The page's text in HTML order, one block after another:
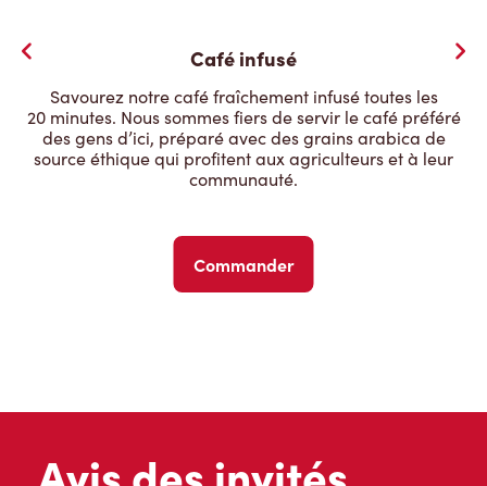
Café infusé
Savourez notre café fraîchement infusé toutes les
20 minutes. Nous sommes fiers de servir le café préféré
des gens d’ici, préparé avec des grains arabica de
source éthique qui profitent aux agriculteurs et à leur
communauté.
Commander